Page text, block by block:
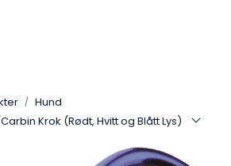
Hund
Krok (Rødt, Hvitt og Blått Lys)